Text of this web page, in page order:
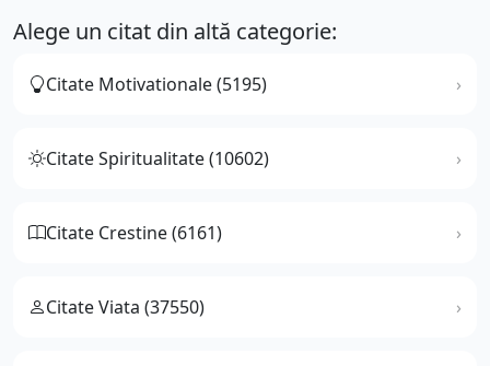
Alege un citat din altă categorie:
Citate Motivationale (5195)
Citate Spiritualitate (10602)
Citate Crestine (6161)
Citate Viata (37550)